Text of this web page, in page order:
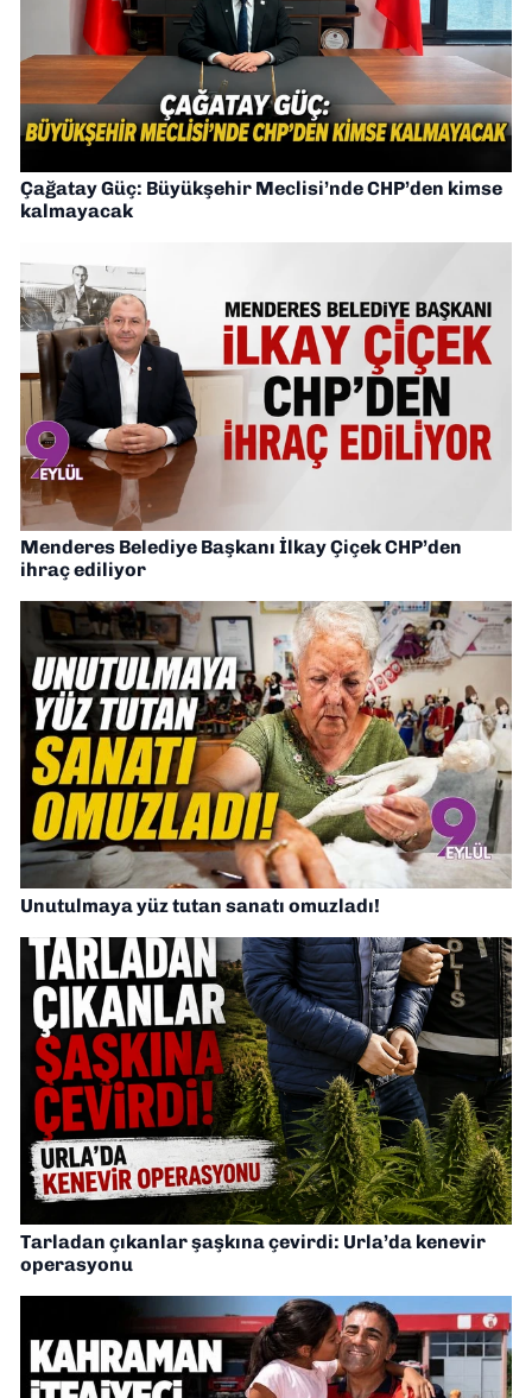
Çağatay Güç: Büyükşehir Meclisi’nde CHP’den kimse
kalmayacak
Menderes Belediye Başkanı İlkay Çiçek CHP’den
ihraç ediliyor
Unutulmaya yüz tutan sanatı omuzladı!
Tarladan çıkanlar şaşkına çevirdi: Urla’da kenevir
operasyonu